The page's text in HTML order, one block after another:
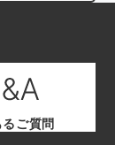
ご質問